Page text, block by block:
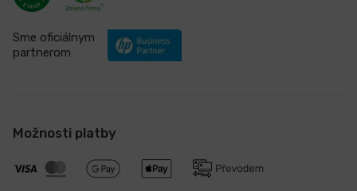
Sme oficiálnym
partnerom
Možnosti platby